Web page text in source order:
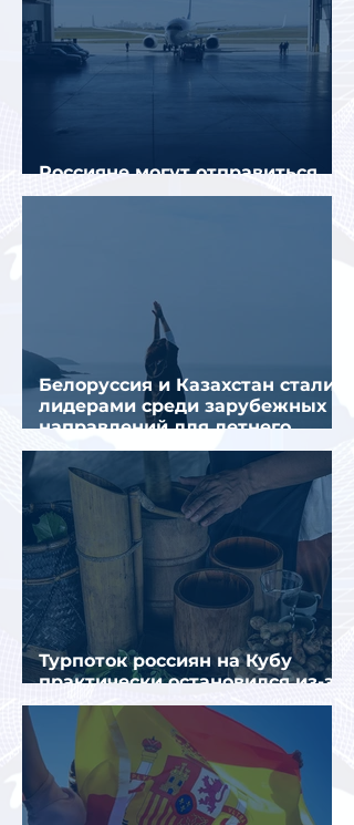
Россияне могут отправиться
прямыми рейсами в 34 страны
Белоруссия и Казахстан стали
лидерами среди зарубежных
направлений для летнего
отдыха россиян
Турпоток россиян на Кубу
практически остановился из-за
отсутствия прямых рейсов